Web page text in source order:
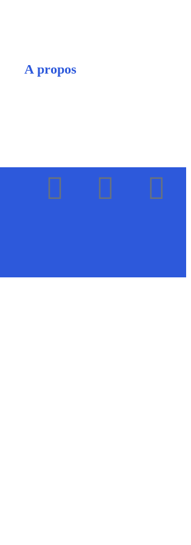
A propos